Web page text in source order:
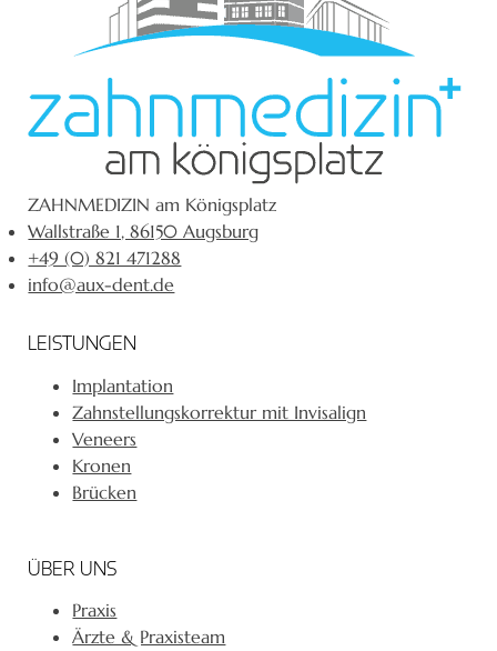
ZAHNMEDIZIN am Königsplatz
Wallstraße 1, 86150 Augsburg
+49 (0) 821 471288
info@aux-dent.de
LEISTUNGEN
Implantation
Zahnstellungskorrektur mit Invisalign
Veneers
Kronen
Brücken
ÜBER UNS
Praxis
Ärzte & Praxisteam